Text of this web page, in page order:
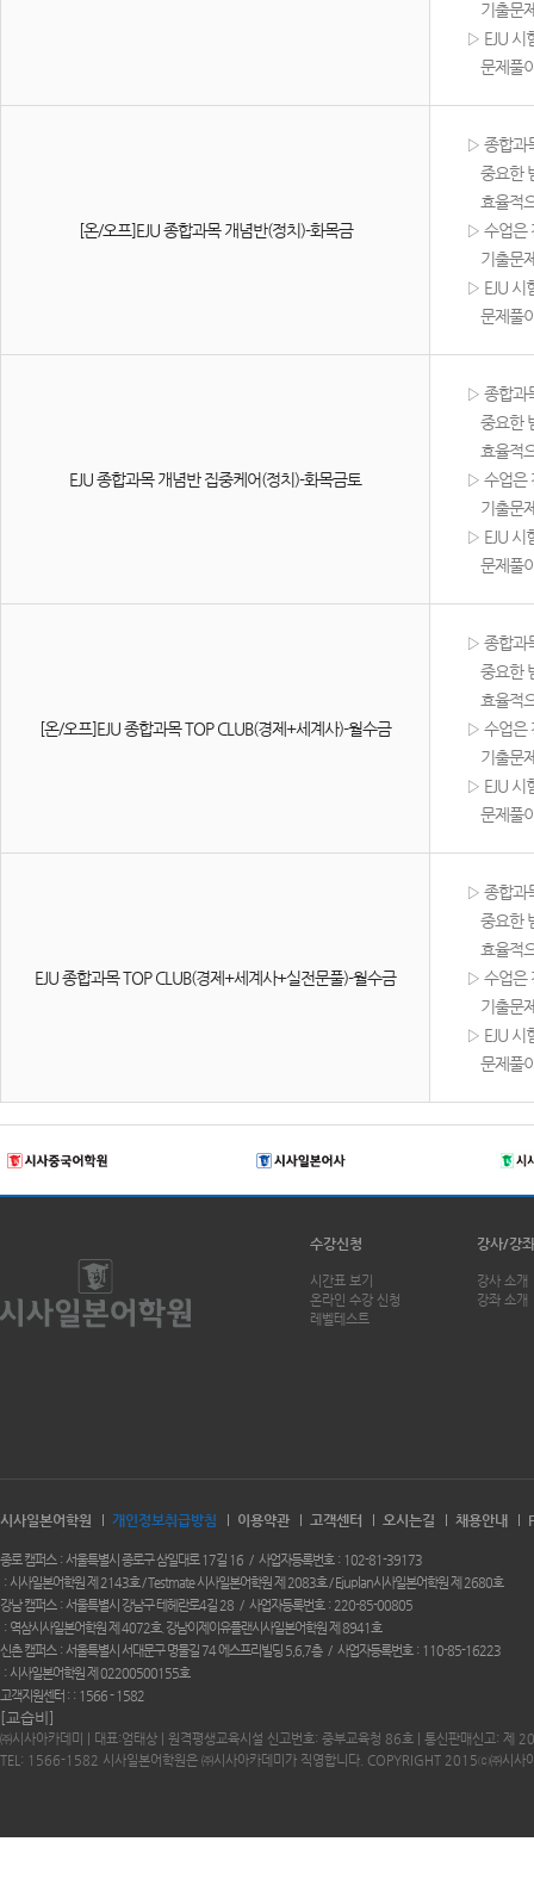
기출문
▷ EJU 시
문제풀
[온/오프]EJU 종합과목 개념반(정치)-화목금
​▷ 종합과
중요한
효율적
▷ 수업은
기출문
▷ EJU 시
문제풀
EJU 종합과목 개념반 집중케어(정치)-화목금토
​▷ 종합과
중요한
효율적
▷ 수업은
기출문
▷ EJU 시
문제풀
[온/오프]EJU 종합과목 TOP CLUB(경제+세계사)-월수금
​▷ 종합과
중요한
효율적
▷ 수업은
기출문
▷ EJU 시
문제풀
EJU 종합과목 TOP CLUB(경제+세계사+실전문풀)-월수금
​▷ 종합과
중요한
효율적
▷ 수업은
기출문
▷ EJU 시
문제풀
수강신청
시간표 보기
온라인 수강 신청
레벨테스트
강사/강좌
강사 소개
강좌 소개
시사일본어학원 개인정보취급방침 이용약관 고객센터 오시는길 채용안내
종로 캠퍼스 서울특별시 종로구 삼일대로 17길 16 사업자등록번호
102-81-39173
시사일본어학원 제 2143호 / Testmate 시사일본어학원 제 2083호 / Ejuplan시사일본어학원 제 2680호
강남 캠퍼스
서울특별시 강남구 테헤란로4길 28 사업자등록번호
220-85-00805
역삼시사일본어학원 제 4072호. 강남이제이유플랜시사일본어학원 제 8941호
신촌 캠퍼스
서울특별시 서대문구 명물길 74 에스프리빌딩 5,6,7층 사업자등록번호
110-85-16223
시사일본어학원 제 02200500155호
고객지원센터 :
1566 - 1582
[교습비]
㈜시사아카데미 | 대표:엄태상 | 원격평생교육시설 신고번호: 중부교육청 86호 | 통신판매신고: 제
TEL: 1566-1582 시사일본어학원은 ㈜시사아카데미가 직영합니다. COPYRIGHT 2015ⓒ㈜시사